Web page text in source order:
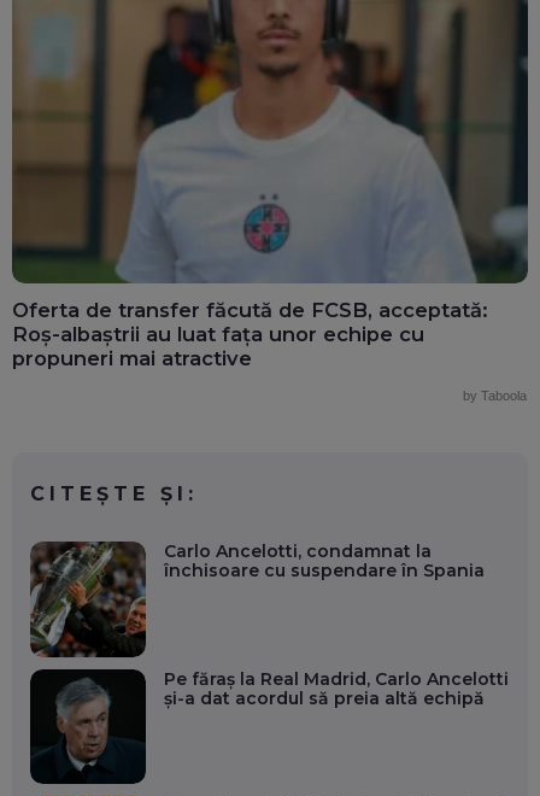
Oferta de transfer făcută de FCSB, acceptată:
Roș-albaștrii au luat fața unor echipe cu
propuneri mai atractive
by Taboola
CITEȘTE ȘI:
Carlo Ancelotti, condamnat la
închisoare cu suspendare în Spania
Pe făraș la Real Madrid, Carlo Ancelotti
și-a dat acordul să preia altă echipă